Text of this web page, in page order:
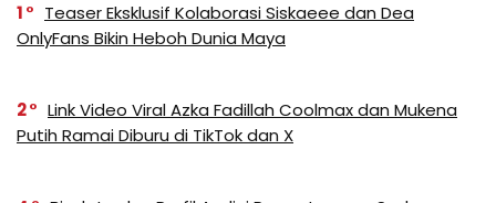
1
Teaser Eksklusif Kolaborasi Siskaeee dan Dea
OnlyFans Bikin Heboh Dunia Maya
2
Link Video Viral Azka Fadillah Coolmax dan Mukena
Putih Ramai Diburu di TikTok dan X